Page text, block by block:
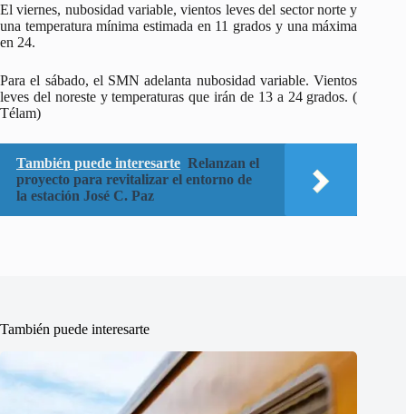
El viernes, nubosidad variable, vientos leves del sector norte y
una temperatura mínima estimada en 11 grados y una máxima
en 24.
Para el sábado, el SMN adelanta nubosidad variable. Vientos
leves del noreste y temperaturas que irán de 13 a 24 grados. (
Télam)
También puede interesarte Relanzan el
proyecto para revitalizar el entorno de
la estación José C. Paz
También puede interesarte